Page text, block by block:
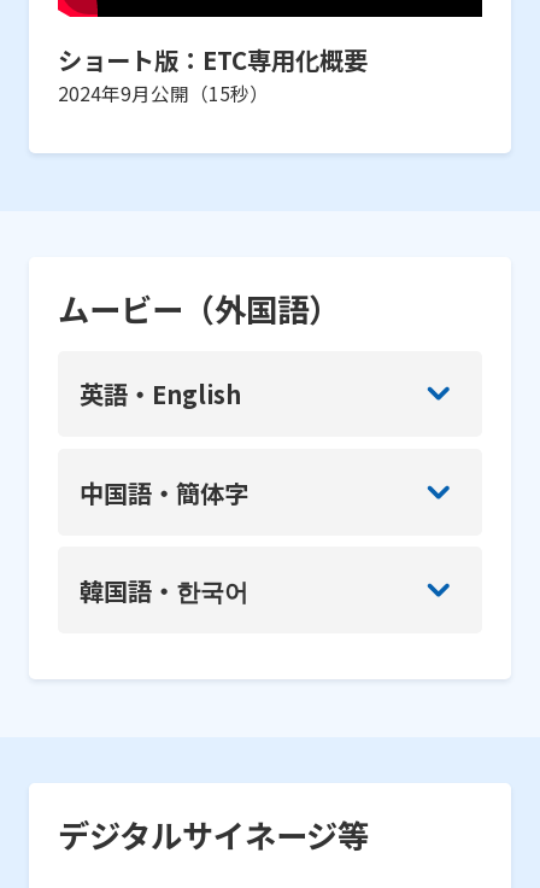
ショート版：ETC専用化概要
2024年9月公開（15秒）
ムービー（外国語）
英語・English
中国語・簡体字
韓国語・한국어
デジタルサイネージ等